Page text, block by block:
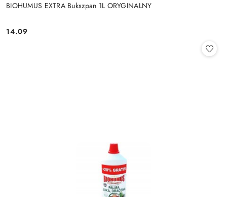
BIOHUMUS EXTRA Bukszpan 1L ORYGINALNY
Cena:
14.09